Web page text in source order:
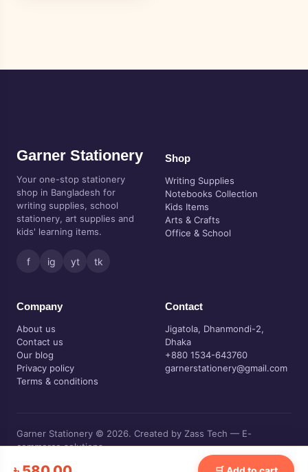
Garner Stationery
Your one-stop stationery
shop in Bangladesh for
writing supplies, school
stationery, art supplies and
kids' learning items.
f ig yt tk
Shop
Writing Supplies
Notebooks Collection
Kids Items
Arts & Crafts
Office & School
Company
About us
Contact us
Our blog
Privacy policy
Terms & conditions
Contact
Jigatola, Dhanmondi-2,
Dhaka
+880 1534-643760
garnerstationery@gmail.com
Garner Stationery © 2026. Created by Zass Tech — E-
commerce solutions.
Visa • Mastercard • bKash • Nagad • Cash on delivery